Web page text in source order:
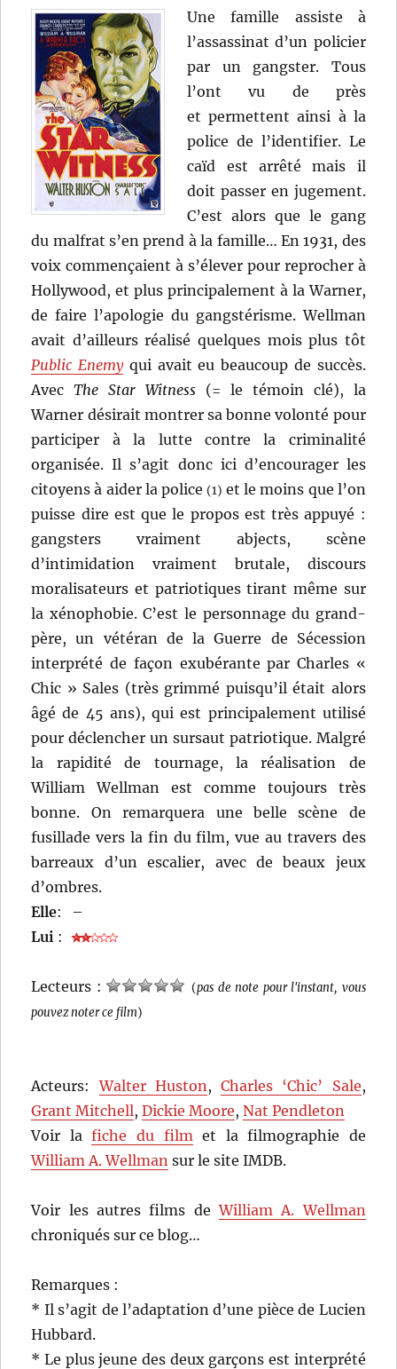
Keighley
Une famille assiste à
l’assassinat d’un policier
par un gangster. Tous
l’ont vu de près
et permettent ainsi à la
police de l’identifier. Le
caïd est arrêté mais il
doit passer en jugement.
C’est alors que le gang
du malfrat s’en prend à la famille… En 1931, des
voix commençaient à s’élever pour reprocher à
Hollywood, et plus principalement à la Warner,
de faire l’apologie du gangstérisme. Wellman
avait d’ailleurs réalisé quelques mois plus tôt
Public Enemyqui avait eu beaucoup de succès.
AvecThe Star Witness (= le témoin clé), la
Warner désirait montrer sa bonne volonté pour
participer à la lutte contre la criminalité
organisée. Il s’agit donc ici d’encourager les
citoyens à aider la police (1) et le moins que l’on
puisse dire est que le propos est très appuyé :
gangsters vraiment abjects, scène
d’intimidation vraiment brutale, discours
moralisateurs et patriotiques tirant même sur
la xénophobie. C’est le personnage du grand-
père, un vétéran de la Guerre de Sécession
interprété de façon exubérante par Charles «
Chic » Sales (très grimmé puisqu’il était alors
âgé de 45 ans), qui est principalement utilisé
pour déclencher un sursaut patriotique. Malgré
la rapidité de tournage, la réalisation de
William Wellman est comme toujours très
bonne. On remarquera une belle scène de
fusillade vers la fin du film, vue au travers des
barreaux d’un escalier, avec de beaux jeux
d’ombres.
Elle:
–
Lui :
Lecteurs : (pas de note pour l'instant, vous
pouvez noter ce film)
Acteurs:Walter Huston ,Charles ‘Chic’ Sale,
Grant Mitchell,Dickie Moore,Nat Pendleton
Voir lafiche du film et la filmographie de
William A. Wellman sur le site IMDB.
Voir les autres films deWilliam A. Wellman
chroniqués sur ce blog…
Remarques :
* Il s’agit de l’adaptation d’une pièce de Lucien
Hubbard.
* Le plus jeune des deux garçons est interprété